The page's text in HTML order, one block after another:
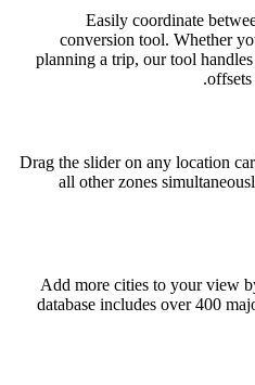
Easily coordinate
conversion tool. Whether
planning a trip, our tool
Drag the slider on any location
all other zones
Add more cities to your view
database includes over 400